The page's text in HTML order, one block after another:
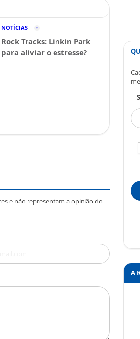
NOTÍCIAS
Rock Tracks: Linkin Park
para aliviar o estresse?
e não representam a opinião do
A